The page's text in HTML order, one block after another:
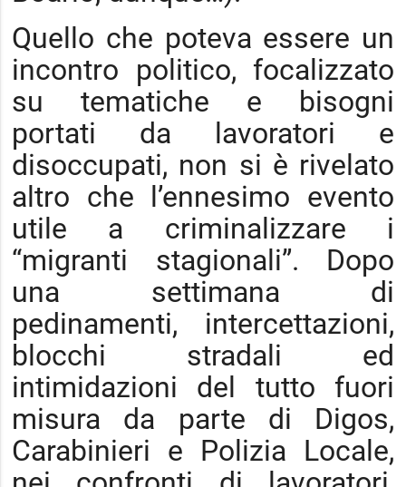
Quello che poteva essere un
incontro politico, focalizzato
su tematiche e bisogni
portati da lavoratori e
disoccupati, non si è rivelato
altro che l’ennesimo evento
utile a criminalizzare i
“migranti stagionali”. Dopo
una settimana di
pedinamenti, intercettazioni,
blocchi stradali ed
intimidazioni del tutto fuori
misura da parte di Digos,
Carabinieri e Polizia Locale,